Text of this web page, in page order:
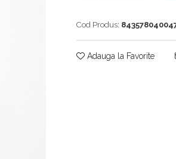
Cod Produs:
Adauga la Favorite